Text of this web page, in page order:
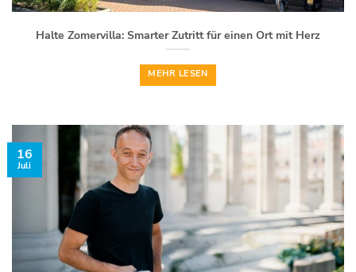
Halte Zomervilla: Smarter Zutritt für einen Ort mit Herz
MEHR LESEN
16
Juli